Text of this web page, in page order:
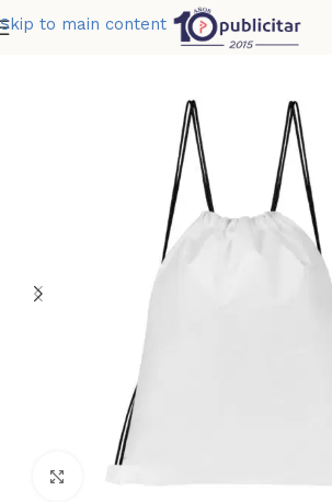
Skip to main content
BOLSA-MOCHILA